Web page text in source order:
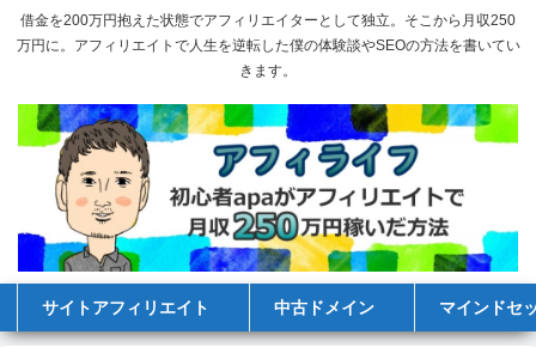
借金を200万円抱えた状態でアフィリエイターとして独立。そこから月収250
万円に。アフィリエイトで人生を逆転した僕の体験談やSEOの方法を書いてい
きます。
サイトアフィリエイト 中古ドメイン マインドセ